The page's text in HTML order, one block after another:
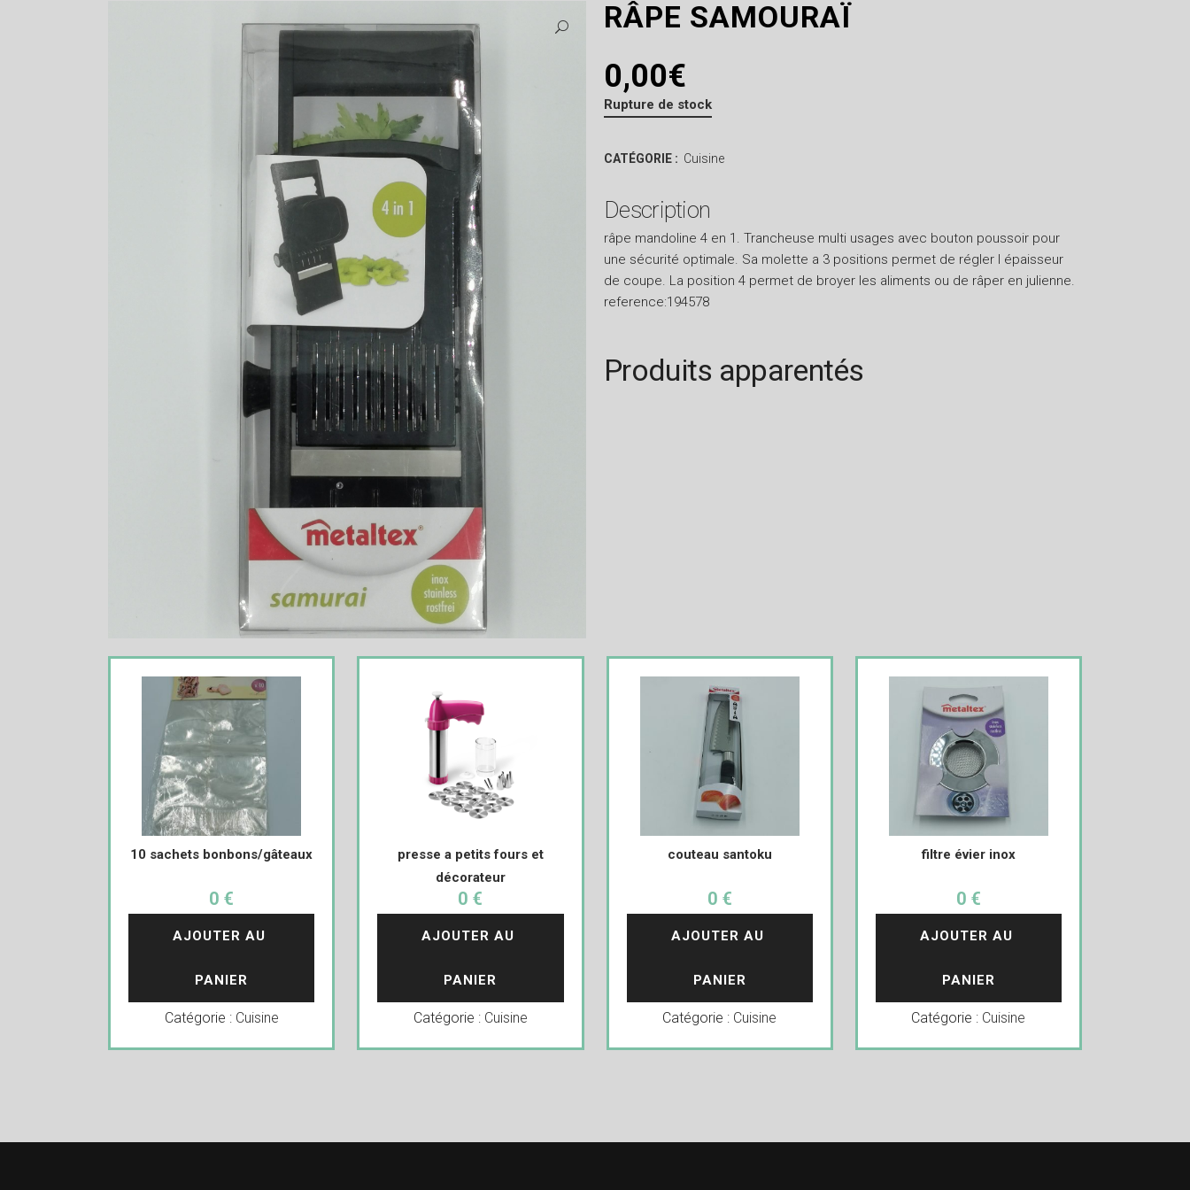
RÂPE SAMOURAÏ
0,00€
Rupture de stock
CATÉGORIE : Cuisine
Description
râpe mandoline 4 en 1. Trancheuse multi usages avec bouton poussoir pour
une sécurité optimale. Sa molette a 3 positions permet de régler l épaisseur
de coupe. La position 4 permet de broyer les aliments ou de râper en julienne.
reference:194578
Produits apparentés
10 sachets bonbons/gâteaux
0 €
AJOUTER AU
PANIER
Catégorie : Cuisine
presse a petits fours et
décorateur
0 €
AJOUTER AU
PANIER
Catégorie : Cuisine
couteau santoku
0 €
AJOUTER AU
PANIER
Catégorie : Cuisine
filtre évier inox
0 €
AJOUTER AU
PANIER
Catégorie : Cuisine